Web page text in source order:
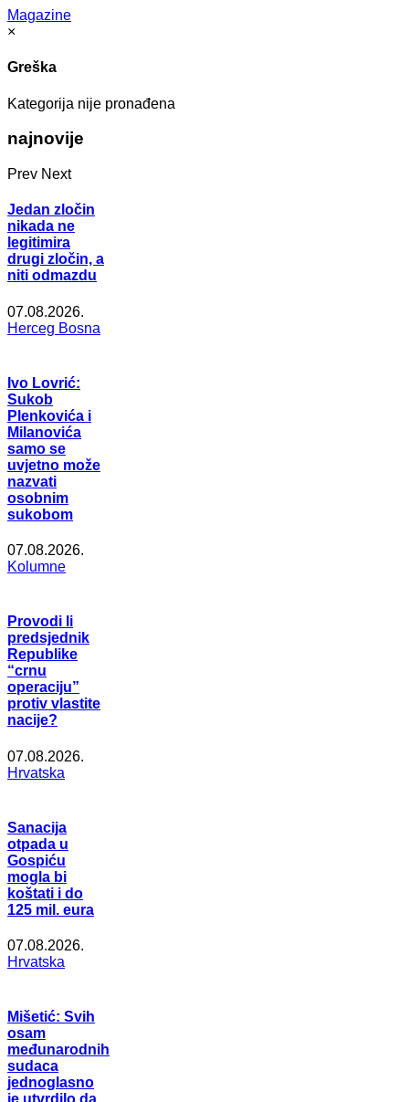
Magazine
×
Greška
Kategorija nije pronađena
najnovije
Prev Next
Jedan zločin
nikada ne
legitimira
drugi zločin, a
niti odmazdu
07.08.2026.
Herceg Bosna
Ivo Lovrić:
Sukob
Plenkovića i
Milanovića
samo se
uvjetno može
nazvati
osobnim
sukobom
07.08.2026.
Kolumne
Provodi li
predsjednik
Republike
“crnu
operaciju”
protiv vlastite
nacije?
07.08.2026.
Hrvatska
Sanacija
otpada u
Gospiću
mogla bi
koštati i do
125 mil. eura
07.08.2026.
Hrvatska
Mišetić: Svih
osam
međunarodnih
sudaca
jednoglasno